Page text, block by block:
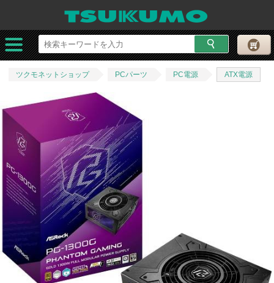
ツクモネットショップ PCパーツ PC電源 ATX電源